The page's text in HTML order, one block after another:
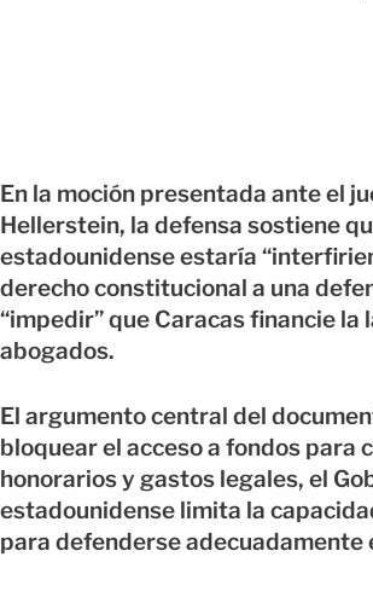
En la moción presentada ante el
Hellerstein, la defensa sostiene
estadounidense estaría
derecho constitucional a una
“impedir” que Caracas financie la
abogados.
El argumento central del
bloquear el acceso a fondos para
honorarios y gastos legales, el
estadounidense limita la
para defenderse adecuadamente